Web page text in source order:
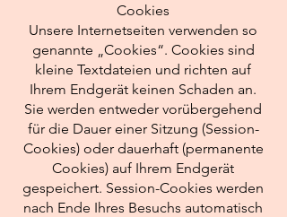
Cookies
Unsere Internetseiten verwenden so
genannte „Cookies“. Cookies sind
kleine Textdateien und richten auf
Ihrem Endgerät keinen Schaden an.
Sie werden entweder vorübergehend
für die Dauer einer Sitzung (Session-
Cookies) oder dauerhaft (permanente
Cookies) auf Ihrem Endgerät
gespeichert. Session-Cookies werden
nach Ende Ihres Besuchs automatisch